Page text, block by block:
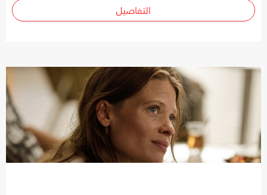
التفاصيل